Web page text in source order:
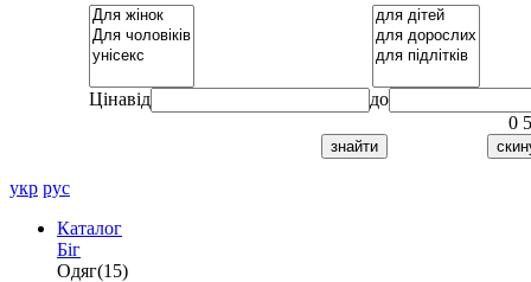
Цінавід
до
0
укр рус
Каталог
Біг
Одяг(15)